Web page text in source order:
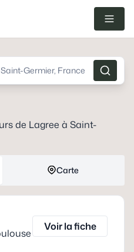
Saint-Germier, France
de Lagree à Saint-
Carte
Voir la fiche